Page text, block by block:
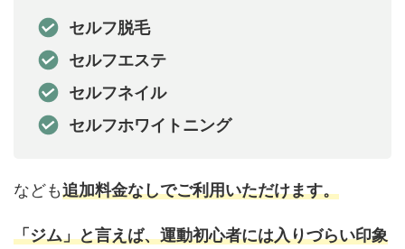
セルフ脱毛
セルフエステ
セルフネイル
セルフホワイトニング
なども追加料金なしでご利用いただけます。
「ジム」と言えば、運動初心者には入りづらい印象